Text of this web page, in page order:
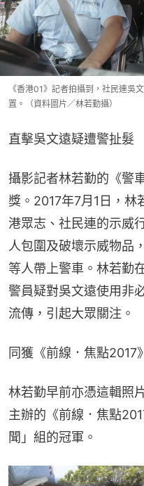
《香港01》記者拍攝到，社民連吳
置。（資料圖片／林若勤攝）
直擊吳文遠疑遭警扯髮
攝影記者林若勤的《警
獎。2017年7月1日，林
港眾志、社民連的示威
人包圍及破壞示威物品
等人帶上警車。林若勤
警員疑對吳文遠使用非
流傳，引起大眾關注。
同獲《前線．焦點2017
林若勤早前亦憑這輯照
主辦的《前線．焦點
聞」組的冠軍。